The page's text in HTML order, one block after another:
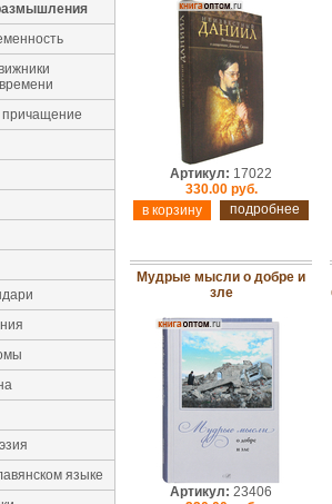
причащение
языке
Артикул: 17022
330.00 руб.
подробнее
Мудрые мысли о добре и
зле
Артикул: 23406